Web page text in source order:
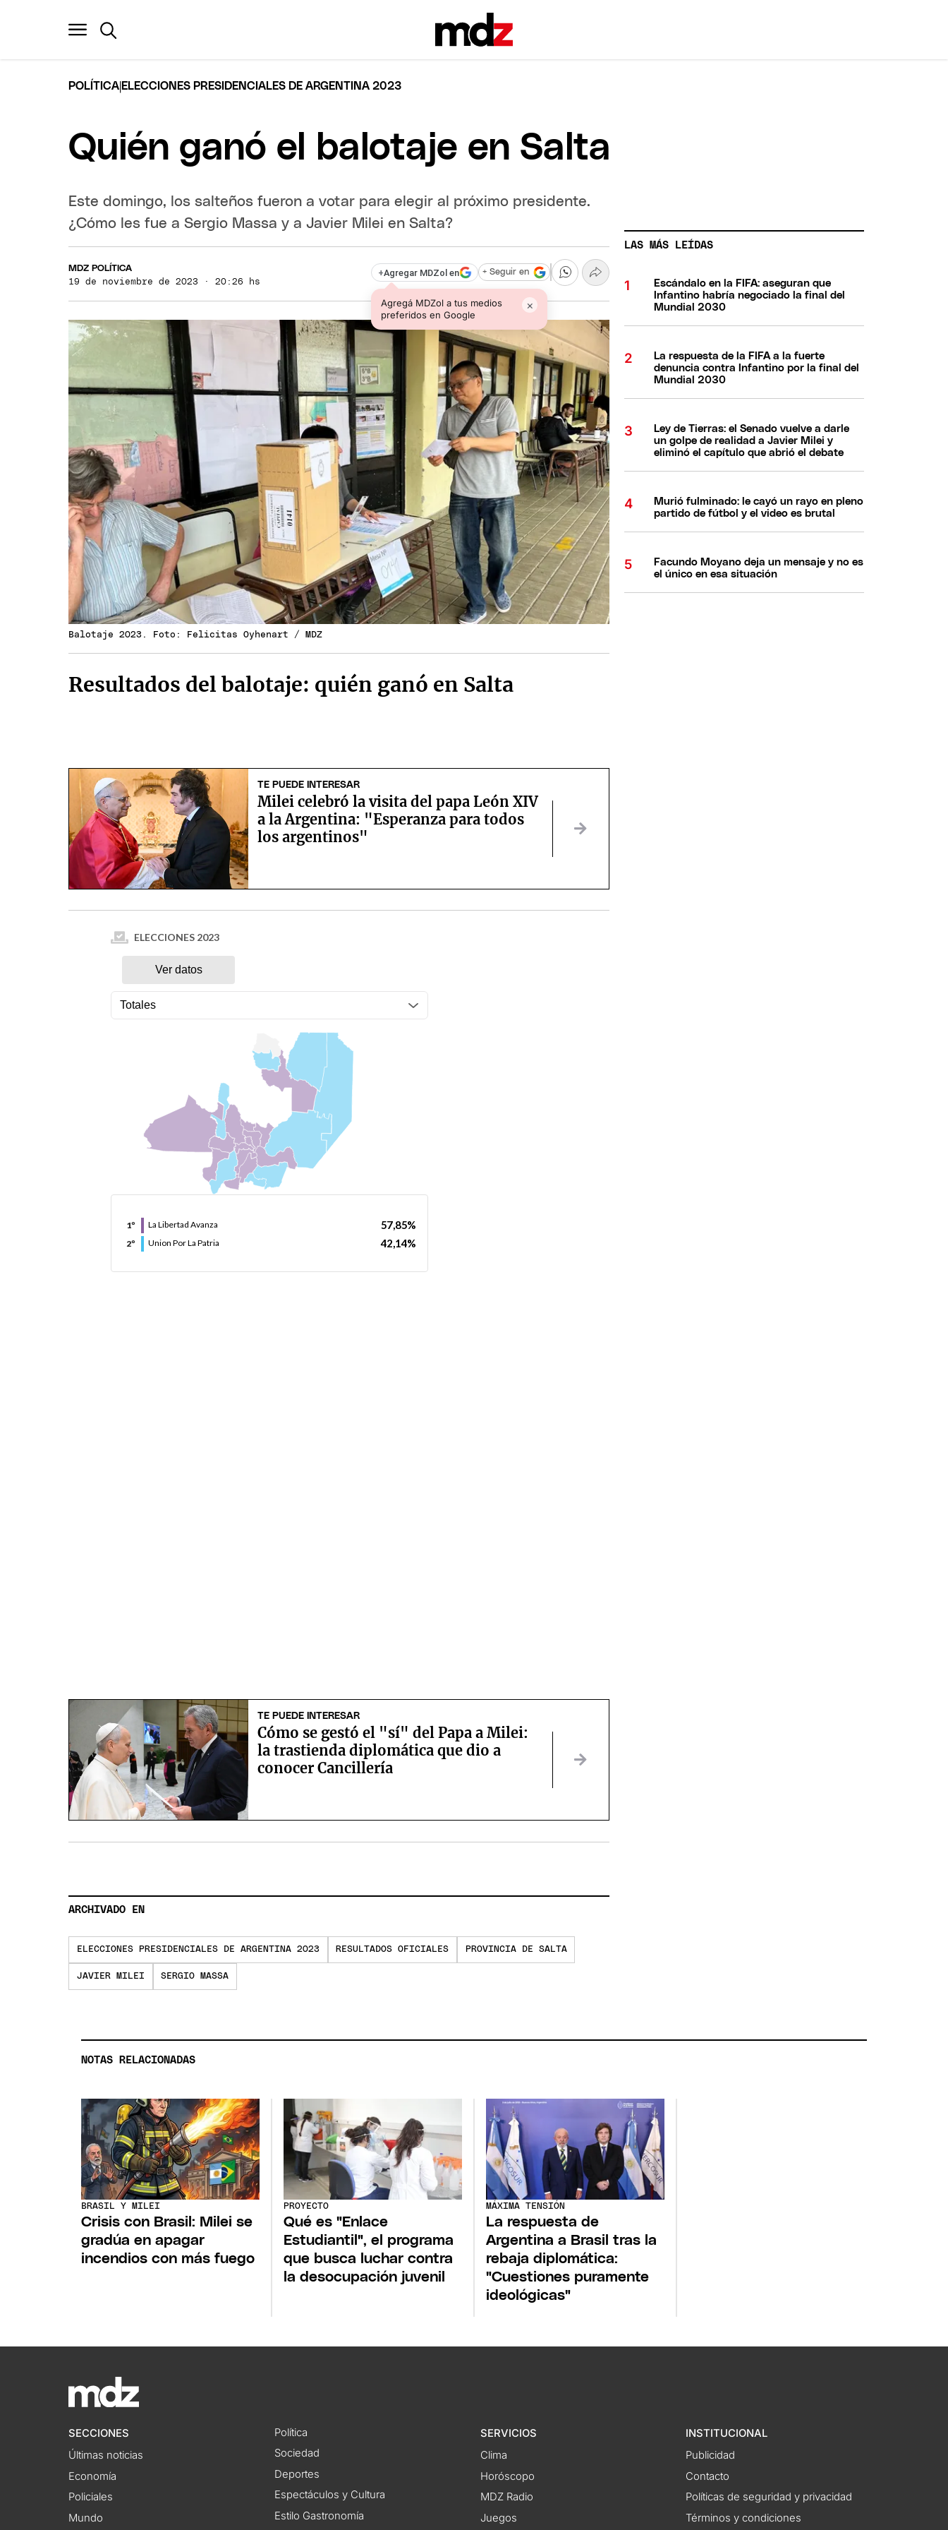
POLÍTICA ELECCIONES PRESIDENCIALES DE ARGENTINA 2023
Quién ganó el balotaje en Salta
Este domingo, los salteños fueron a votar para elegir al próximo presidente.
¿Cómo les fue a Sergio Massa y a Javier Milei en Salta?
MDZ POLÍTICA
19 de noviembre de 2023 · 20:26 hs
+Agregar MDZol en
Agregá MDZol a tus medios
preferidos en Google
×
+ Seguir en
Balotaje 2023. Foto: Felicitas Oyhenart / MDZ
Resultados del balotaje: quién ganó en Salta
TE PUEDE INTERESAR
Milei celebró la visita del papa León XIV
a la Argentina: "Esperanza para todos
los argentinos"
TE PUEDE INTERESAR
Cómo se gestó el "sí" del Papa a Milei:
la trastienda diplomática que dio a
conocer Cancillería
ARCHIVADO EN
ELECCIONES PRESIDENCIALES DE ARGENTINA 2023 RESULTADOS OFICIALES PROVINCIA DE SALTA
JAVIER MILEI SERGIO MASSA
LAS MÁS LEÍDAS
Escándalo en la FIFA: aseguran que
Infantino habría negociado la final del
Mundial 2030
La respuesta de la FIFA a la fuerte
denuncia contra Infantino por la final del
Mundial 2030
Ley de Tierras: el Senado vuelve a darle
un golpe de realidad a Javier Milei y
eliminó el capítulo que abrió el debate
Murió fulminado: le cayó un rayo en pleno
partido de fútbol y el video es brutal
Facundo Moyano deja un mensaje y no es
el único en esa situación
NOTAS RELACIONADAS
BRASIL Y MILEI
Crisis con Brasil: Milei se
gradúa en apagar
incendios con más fuego
PROYECTO
Qué es "Enlace
Estudiantil", el programa
que busca luchar contra
la desocupación juvenil
MÁXIMA TENSIÓN
La respuesta de
Argentina a Brasil tras la
rebaja diplomática:
"Cuestiones puramente
ideológicas"
SECCIONES
Últimas noticias
Economía
Policiales
Mundo
Política
Sociedad
Deportes
Espectáculos y Cultura
Estilo Gastronomía
SERVICIOS
Clima
Horóscopo
MDZ Radio
Juegos
INSTITUCIONAL
Publicidad
Contacto
Políticas de seguridad y privacidad
Términos y condiciones